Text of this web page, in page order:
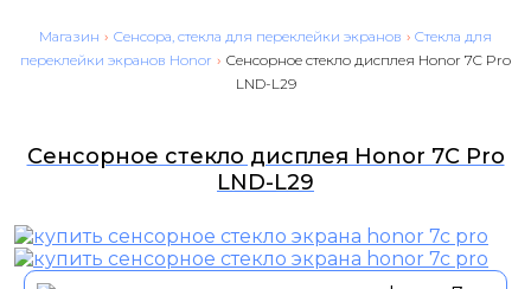
Магазин › Сенсора, стекла для переклейки экранов › Cтекла для
переклейки экранов Honor › Сенсорное стекло дисплея Honor 7C Pro
LND-L29
Сенсорное стекло дисплея Honor 7C Pro
LND-L29